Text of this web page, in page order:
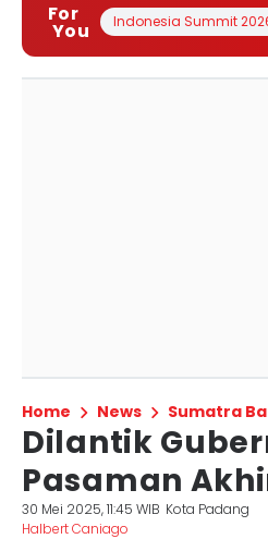
For
You Indonesia Summit
Home News Sumatra
Dilantik
Pasaman
30 Mei 2025, 11:45 WIB Kota Padang
Halbert Caniago